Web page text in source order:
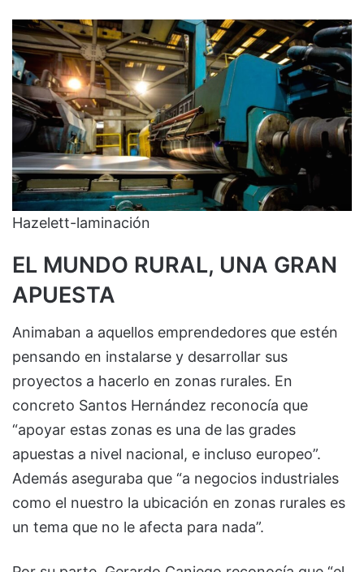
Hazelett-laminación
EL MUNDO RURAL, UNA GRAN
APUESTA
Animaban a aquellos emprendedores que estén
pensando en instalarse y desarrollar sus
proyectos a hacerlo en zonas rurales. En
concreto Santos Hernández reconocía que
“apoyar estas zonas es una de las grades
apuestas a nivel nacional, e incluso europeo”.
Además aseguraba que “a negocios industriales
como el nuestro la ubicación en zonas rurales es
un tema que no le afecta para nada”.